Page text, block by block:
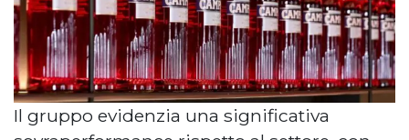
Il gruppo evidenzia una significativa